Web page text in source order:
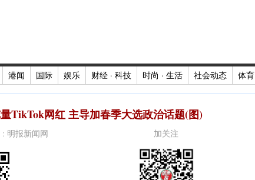
港闻 国际 娱乐 财经 · 科技 时尚 · 生活 社会动态 体育
TikTok网红 主导加春季大选政治话题(图)
明报新闻网 加关注